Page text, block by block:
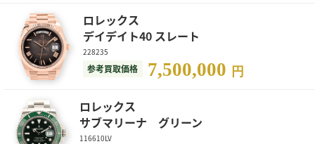
ロレックス
デイデイト40 スレート
228235
参考買取価格 7,500,000 円
ロレックス
サブマリーナ グリーン
116610LV